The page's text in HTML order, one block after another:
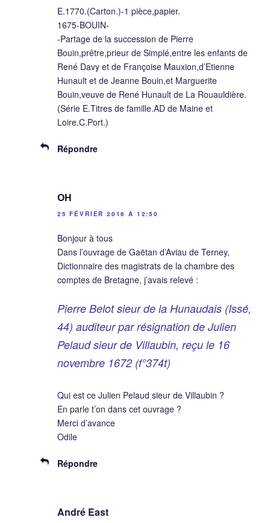
E.1770.(Carton.)-1 pièce,papier.
1675-BOUIN-
-Partage de la succession de Pierre
Bouin,prêtre,prieur de Simplé,entre les enfants de
René Davy et de Françoise Mauxion,d’Etienne
Hunault et de Jeanne Bouin,et Marguerite
Bouin,veuve de René Hunault de La Rouauldière.
(Série E.Titres de famille.AD de Maine et
Loire.C.Port.)
Répondre
OH
25 FÉVRIER 2016 À 12:50
Bonjour à tous
Dans l’ouvrage de Gaëtan d’Aviau de Terney,
Dictionnaire des magistrats de la chambre des
comptes de Bretagne, j’avais relevé :
Pierre Belot sieur de la Hunaudais (Issé,
44) auditeur par résignation de Julien
Pelaud sieur de Villaubin, reçu le 16
novembre 1672 (f°374t)
Qui est ce Julien Pelaud sieur de Villaubin ?
En parle t’on dans cet ouvrage ?
Merci d’avance
Odile
Répondre
André East